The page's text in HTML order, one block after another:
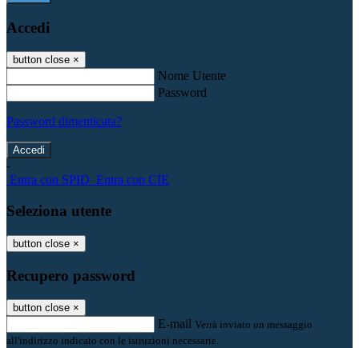
Accedi
button close ×
Nome Utente
Password
Password dimenticata?
-
Entra con SPID Entra con CIE
Seleziona utente
button close ×
Recupero password
button close ×
E-mail Verrà inviato un messaggio
all'indirizzo indicato con le istruzioni necessarie.